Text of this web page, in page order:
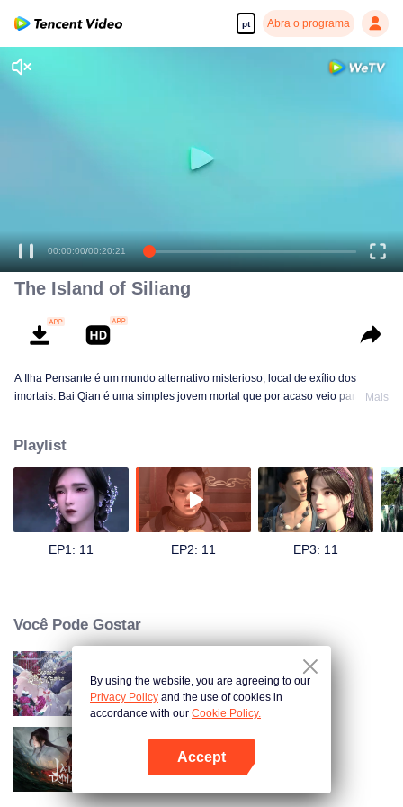
pt Abra o programa
Abra o programa
00:00:00/00:20:21
The Island of Siliang
A Ilha Pensante é um mundo alternativo misterioso, local de exílio dos
imortais. Bai Qian é uma simples jovem mortal que por acaso veio para a
por cometer um erro. Ele é orgulhoso e inicialmente não dá muita
importância a Bai Qian. No entanto, nesse outro mundo, a pureza e
bondade de Bai Qian gradualmente tocaram o coração frio de Wu Bei. Os
dois começaram a explorar este belo, mas traiçoeiro mundo juntos,
apoiando-se mutuamente. Eles triunfaram juntos sobre uma série de
Mais
Playlist
EP1: 11 EP2: 11 EP3: 11
Você Pode Gostar
Marca de Mordidas do Amor
Dinastia de Jade
By using the website, you are agreeing to our
Privacy Policy and the use of cookies in
accordance with our Cookie Policy.
Accept